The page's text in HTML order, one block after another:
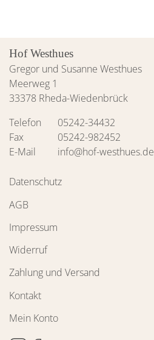
Hof Westhues
Gregor und Susanne Westhues
Meerweg 1
33378 Rheda-Wiedenbrück
Telefon
05242-34432
Fax
05242-982452
E-Mail
info@hof-westhues.de
Datenschutz
AGB
Impressum
Widerruf
Zahlung und Versand
Kontakt
Mein Konto